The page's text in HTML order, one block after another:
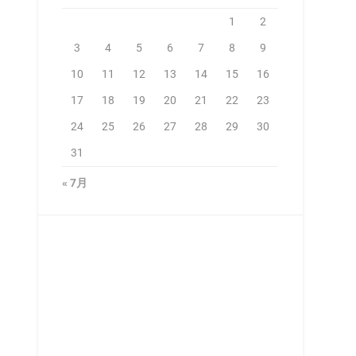
1 2
3 4 5 6 7 8 9
10 11 12 13 14 15 16
17 18 19 20 21 22 23
24 25 26 27 28 29 30
31
« 7月